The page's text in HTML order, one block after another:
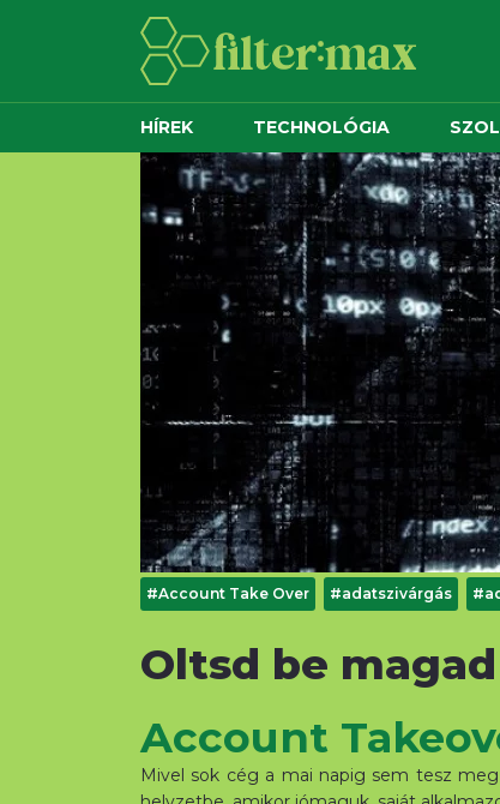
HÍREK TECHNOLÓGIA
#Account Take Over #adatszivárgás
Oltsd be
Account
Mivel sok cég a mai napig sem tesz